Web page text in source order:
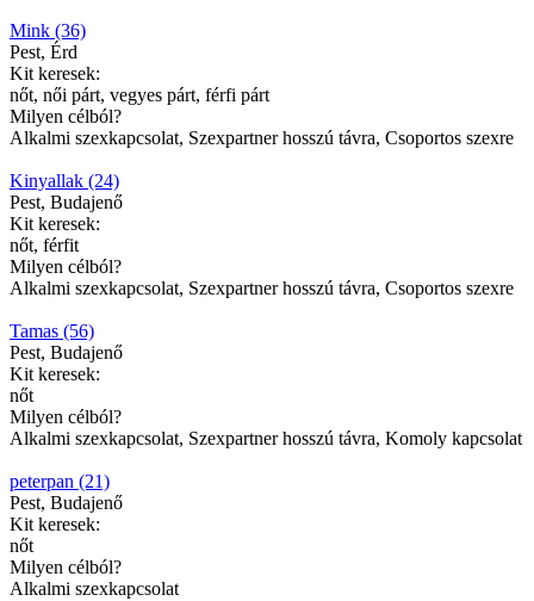
Mink (36)
Pest, Érd
Kit keresek:
nőt, női párt, vegyes párt, férfi párt
Milyen célból?
Alkalmi szexkapcsolat, Szexpartner hosszú távra, Csoportos szexre
Kinyallak (24)
Pest, Budajenő
Kit keresek:
nőt, férfit
Milyen célból?
Alkalmi szexkapcsolat, Szexpartner hosszú távra, Csoportos szexre
Tamas (56)
Pest, Budajenő
Kit keresek:
nőt
Milyen célból?
Alkalmi szexkapcsolat, Szexpartner hosszú távra, Komoly kapcsolat
peterpan (21)
Pest, Budajenő
Kit keresek:
nőt
Milyen célból?
Alkalmi szexkapcsolat